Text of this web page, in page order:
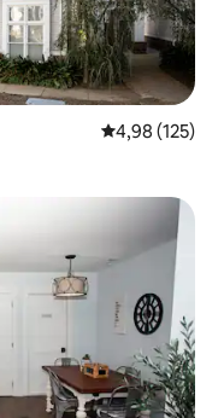
Средна
4,98 (125)